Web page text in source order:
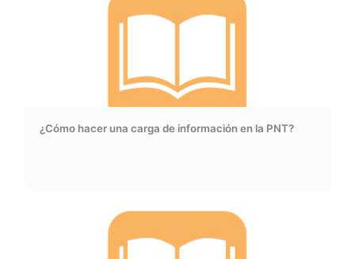
¿Cómo hacer una carga de información en la PNT?